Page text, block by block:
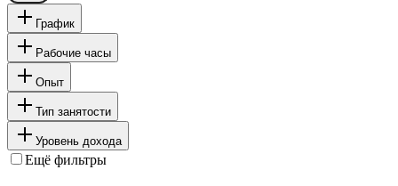
График
Рабочие часы
Опыт
Тип занятости
Уровень дохода
Ещё фильтры